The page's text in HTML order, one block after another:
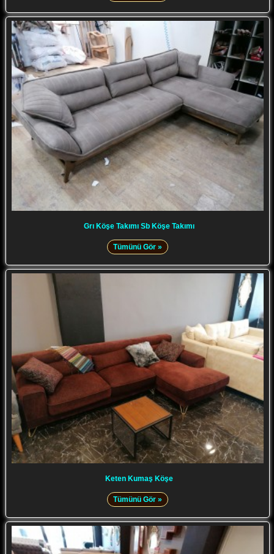
Grı Köşe Takımı Sb Köşe Takımı
Tümünü Gör »
Keten Kumaş Köşe
Tümünü Gör »